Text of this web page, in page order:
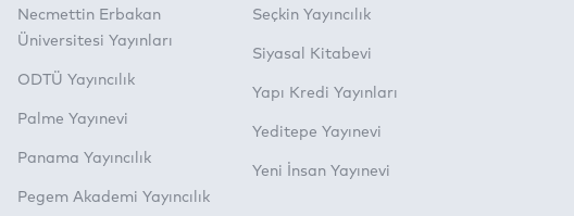
Necmettin Erbakan
Üniversitesi Yayınları
ODTÜ Yayıncılık
Palme Yayınevi
Panama Yayıncılık
Pegem Akademi Yayıncılık
Seçkin Yayıncılık
Siyasal Kitabevi
Yapı Kredi Yayınları
Yeditepe Yayınevi
Yeni İnsan Yayınevi